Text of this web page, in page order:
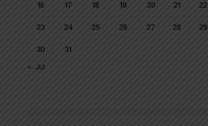
16 17 18 19 20 21 22
23 24 25 26 27 28 29
30
31
« Jul